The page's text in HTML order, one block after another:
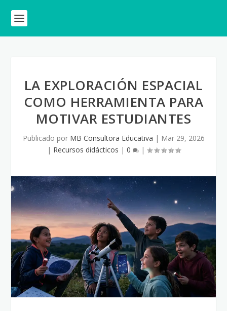
LA EXPLORACIÓN ESPACIAL
COMO HERRAMIENTA PARA
MOTIVAR ESTUDIANTES
Publicado por MB Consultora Educativa | Mar 29, 2026
| Recursos didácticos | 0 |